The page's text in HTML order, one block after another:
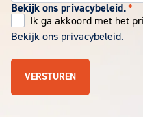
Bekijk ons privacybeleid.*
Ik ga akkoord met het
Bekijk ons privacybeleid.